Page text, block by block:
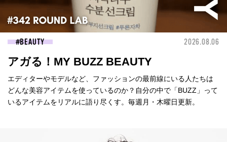
BEAUTY 2026.08.06
アガる！MY BUZZ BEAUTY
エディターやモデルなど、ファッションの最前線にいる人たちは
どんな美容アイテムを使っているのか？自分の中で「BUZZ」って
いるアイテムをリアルに語り尽くす。毎週月・木曜日更新。